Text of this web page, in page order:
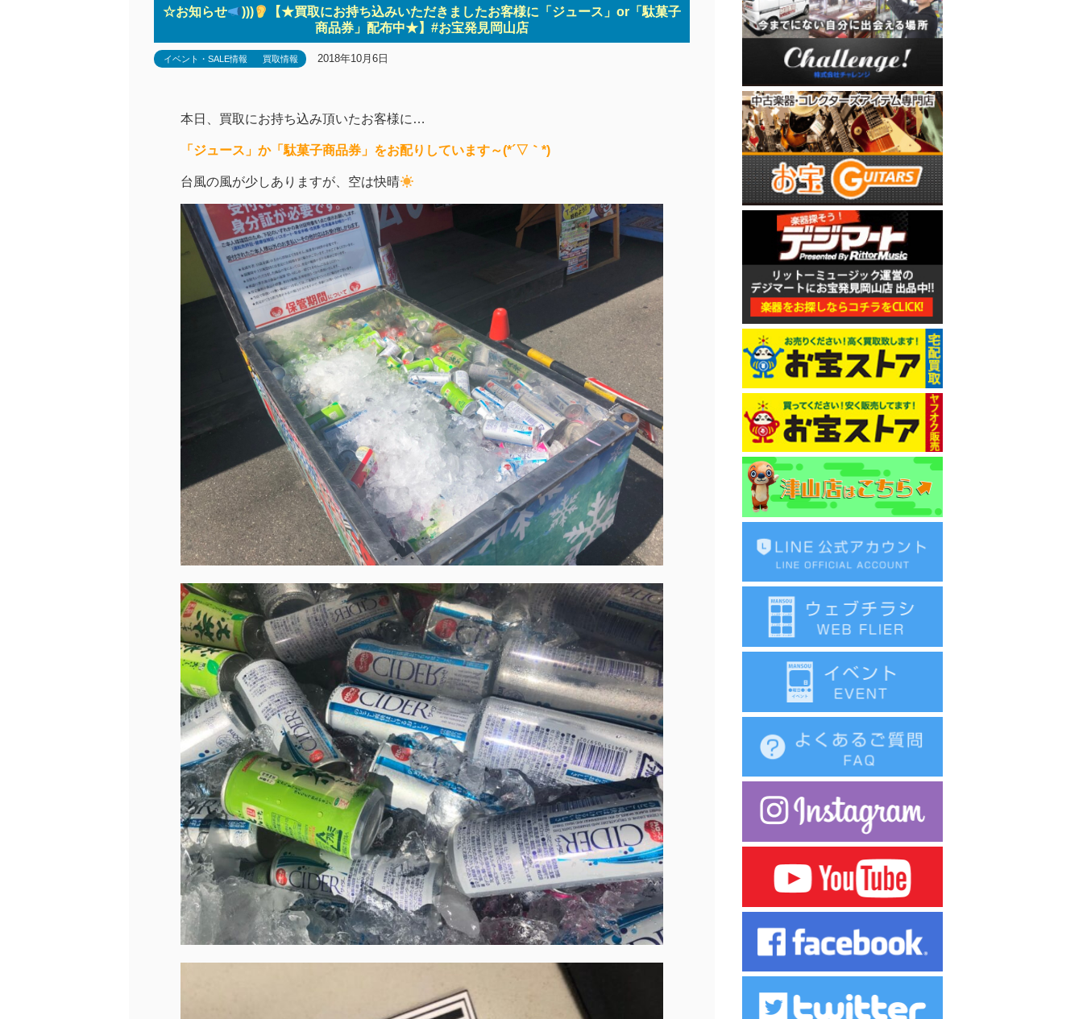
☆お知らせ )))
【★買取にお持ち込みいただきましたお客様に「ジュース」or「駄菓子
商品券」配布中★】#お宝発見岡山店
イベント・SALE情報 買取情報 2018年10月6日
本日、買取にお持ち込み頂いたお客様に…
「ジュース」か「駄菓子商品券」をお配りしています～(*´▽｀*)
台風の風が少しありますが、空は快晴